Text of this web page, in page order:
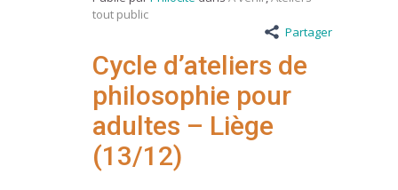
tout public
Partager
Cycle d’ateliers de
philosophie pour
adultes – Liège
(13/12)